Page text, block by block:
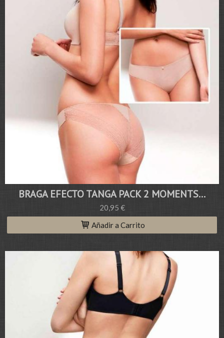
BRAGA EFECTO TANGA PACK 2 MOMENTS...
20,95 €
Añadir a Carrito